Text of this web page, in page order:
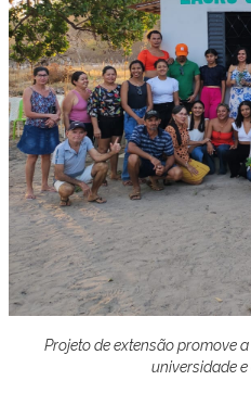
Projeto de extensão promove
universidade